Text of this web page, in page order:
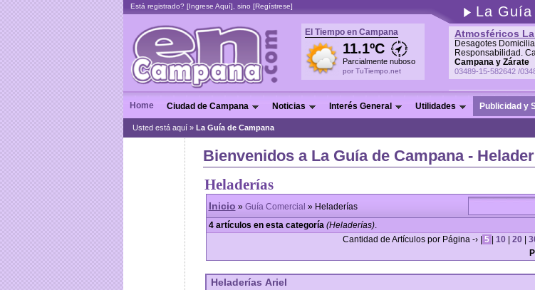
Está registrado? [Ingrese Aquí], sino [Regístrese] La Guía
Atmosféricos
Desagotes
Responsabilidad.
Campana y Zárate
03489-15-582642 /
El Tiempo en Campana
11.1ºC
Parcialmente nuboso
por TuTiempo.net
Home Ciudad de Campana Noticias Interés General Utilidades Publicidad y
Usted está aquí » La Guía de Campana
Bienvenidos a La Guía de Campana -
Heladerías
Inicio » Guía Comercial » Heladerías
4 artículos en esta categoría (Heladerías).
Cantidad de Artículos por Página -› |
5 10| 20|
Heladerías Ariel